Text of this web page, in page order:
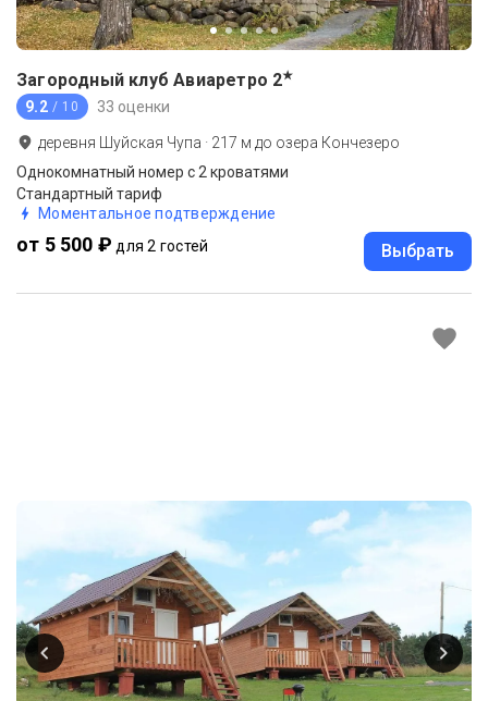
Загородный клуб Авиаретро 2★
9.2 / 10 33 оценки
деревня Шуйская Чупа · 217 м до озера Кончезеро
Однокомнатный номер с 2 кроватями
Стандартный тариф
Моментальное подтверждение
от 5 500 ₽ для 2 гостей Выбрать